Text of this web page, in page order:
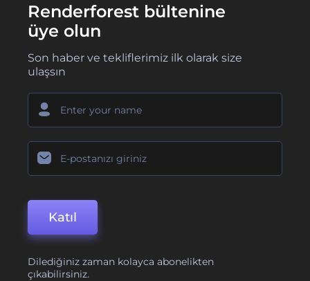
Renderforest bültenine
üye olun
Son haber ve tekliflerimiz ilk olarak size
ulaşsın
Katıl
Dilediğiniz zaman kolayca abonelikten
çıkabilirsiniz.